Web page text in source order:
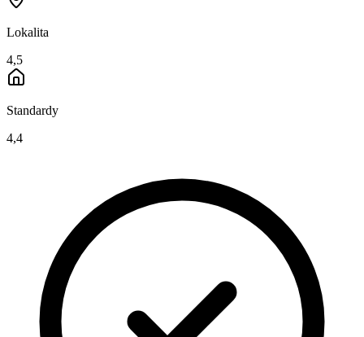
Lokalita
4,5
Standardy
4,4